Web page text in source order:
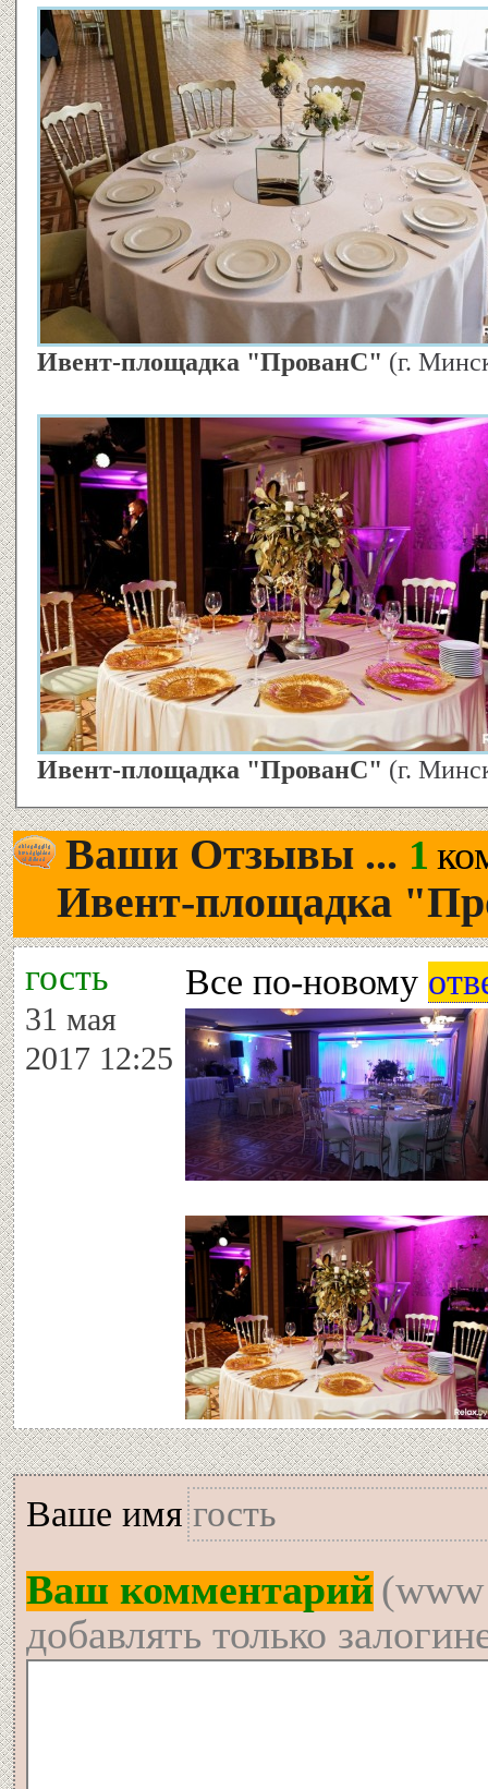
Ивент-площадка "ПрованС" (г.
Ивент-площадка "ПрованС" (г.
Ваши Отзывы ... 1
Ивент-площадка
гость
31 мая
2017 12:25
Все по-новому
Вашe имя
Ваш комментарий
добавлять только